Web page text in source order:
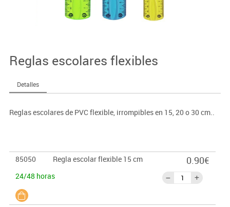
Reglas escolares flexibles
Detalles
Reglas escolares de PVC flexible, irrompibles en 15, 20 o 30 cm..
85050
Regla escolar flexible 15 cm
24/48 horas
0.90€